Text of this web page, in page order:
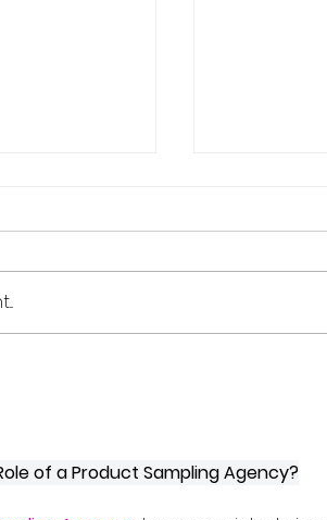
of a Product Sampling Agency?